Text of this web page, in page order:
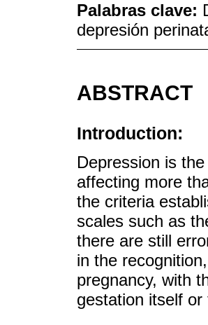
Palabras clave:
depresión
ABSTRACT
Introduction:
Depression is
affecting more
the criteria
scales such as
there are still
in the
pregnancy, with
gestation itself or